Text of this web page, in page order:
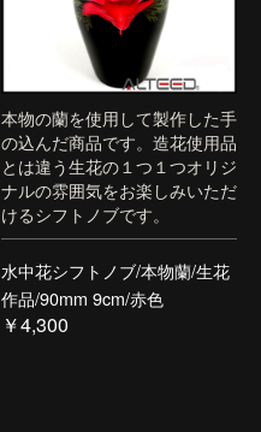
本物の蘭を使用して製作した手
の込んだ商品です。造花使用品
とは違う生花の１つ１つオリジ
ナルの雰囲気をお楽しみいただ
けるシフトノブです。
水中花シフトノブ/本物蘭/生花
作品/90mm 9cm/赤色
￥4,300